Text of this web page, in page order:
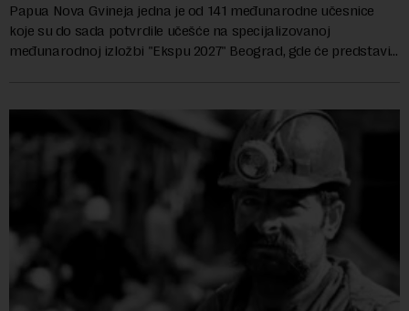
Papua Nova Gvineja jedna je od 141 međunarodne učesnice
koje su do sada potvrdile učešće na specijalizovanoj
međunarodnoj izložbi "Ekspu 2027" Beograd, gde će predstaviti